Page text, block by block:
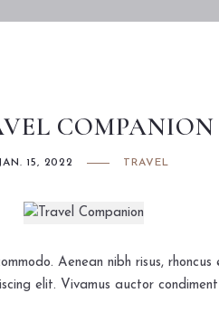
COMPANION
JAN. 15, 2022 TRAVEL
Aenean nibh risus,
elit. Vivamus auctor